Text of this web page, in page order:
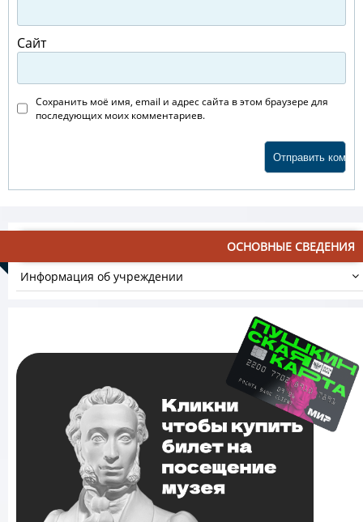
Сайт
Сохранить моё имя, email и адрес сайта в этом браузере для
последующих моих комментариев.
ОСНОВНЫЕ СВЕДЕНИЯ
Информация об учреждении